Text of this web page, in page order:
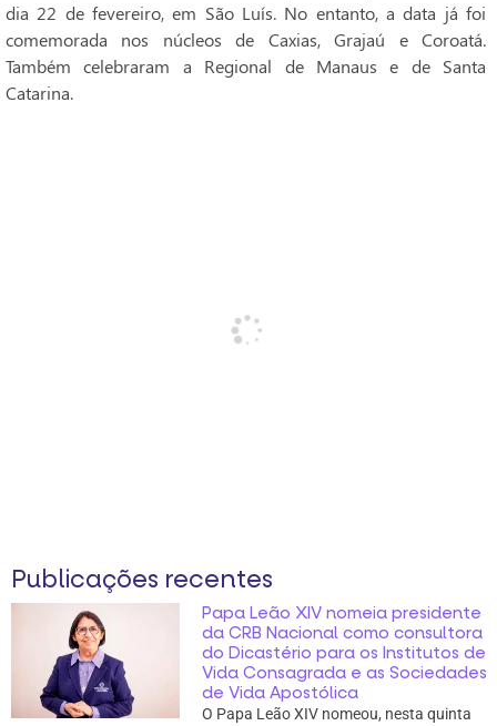
dia 22 de fevereiro, em São Luís. No entanto, a data já foi
comemorada nos núcleos de Caxias, Grajaú e Coroatá.
Também celebraram a Regional de Manaus e de Santa
Catarina.
Publicações recentes
Papa Leão XIV nomeia presidente
da CRB Nacional como consultora
do Dicastério para os Institutos de
Vida Consagrada e as Sociedades
de Vida Apostólica
O Papa Leão XIV nomeou, nesta quinta